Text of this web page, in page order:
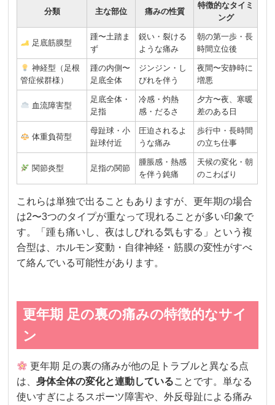
分類 主な部位 痛みの性質
特徴的なタイミ
ング
足底筋膜型
踵〜土踏ま
ず
鋭い・裂ける
ような痛み
朝の第一歩・長
時間立位後
神経型（足根
管症候群様）
踵の内側〜
足底全体
ジンジン・し
びれを伴う
夜間〜安静時に
増悪
血流障害型
足底全体・
足指
冷感・灼熱
感・だるさ
夕方〜夜、寒暖
差のある日
体重負荷型
母趾球・小
趾球付近
圧迫されるよ
うな痛み
歩行中・長時間
の立ち仕事
関節炎型 足指の関節
腫脹感・熱感
を伴う鈍痛
天候の変化・朝
のこわばり
これらは単独で出ることもありますが、更年期の場合
は2〜3つのタイプが重なって現れることが多い印象で
す。「踵も痛いし、夜はしびれる気もする」という複
合型は、ホルモン変動・自律神経・筋膜の変性がすべ
て絡んでいる可能性があります。
更年期 足の裏の痛みの特徴的なサイ
ン
更年期 足の裏の痛みが他の足トラブルと異なる点
は、身体全体の変化と連動していることです。単なる
使いすぎによるスポーツ障害や、外反母趾による痛み